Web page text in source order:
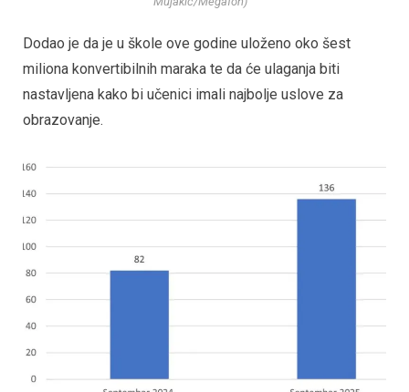
Dodao je da je u škole ove godine uloženo oko šest
miliona konvertibilnih maraka te da će ulaganja biti
nastavljena kako bi učenici imali najbolje uslove za
obrazovanje.